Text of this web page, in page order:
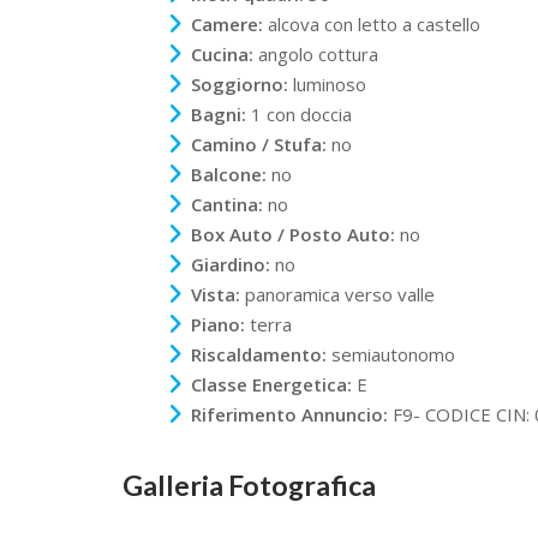
Camere: alcova con letto a castello
Cucina: angolo cottura
Soggiorno: luminoso
Bagni: 1 con doccia
Camino / Stufa: no
Balcone: no
Cantina: no
Box Auto / Posto Auto: no
Giardino: no
Vista: panoramica verso valle
Piano: terra
Riscaldamento: semiautonomo
Classe Energetica: E
Riferimento Annuncio: F9- CODICE
Galleria Fotografica